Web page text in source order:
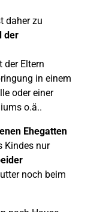
daher zu
der
der Eltern
in einem
oder einer
o.ä..
Ehegatten
Kindes nur
noch beim